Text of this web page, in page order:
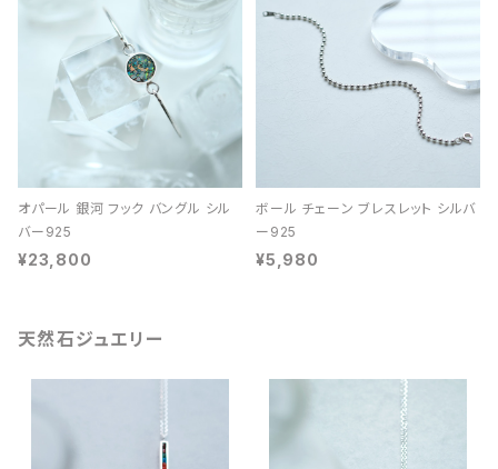
オパール 銀河 フック バングル シル
バー925
¥23,800
ボール チェーン ブレスレット シルバ
ー925
¥5,980
天然石ジュエリー